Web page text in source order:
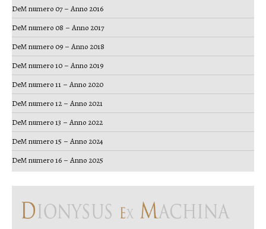
DeM numero 07 – Anno 2016
DeM numero 08 – Anno 2017
DeM numero 09 – Anno 2018
DeM numero 10 – Anno 2019
DeM numero 11 – Anno 2020
DeM numero 12 – Anno 2021
DeM numero 13 – Anno 2022
DeM numero 15 – Anno 2024
DeM numero 16 – Anno 2025